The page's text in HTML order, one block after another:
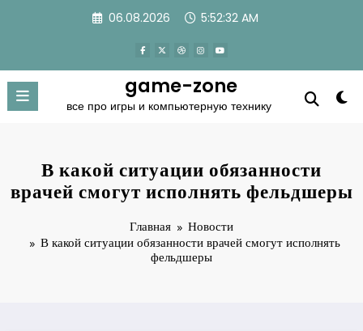
06.08.2026 5:52:32 AM
game-zone
все про игры и компьютерную технику
В какой ситуации обязанности
врачей смогут исполнять фельдшеры
Главная
Новости
В какой ситуации обязанности врачей смогут исполнять
фельдшеры